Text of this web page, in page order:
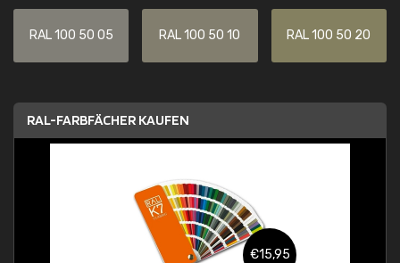
RAL 100 50 05 RAL 100 50 10 RAL 100 50 20
RAL-FARBFÄCHER KAUFEN
€15,95